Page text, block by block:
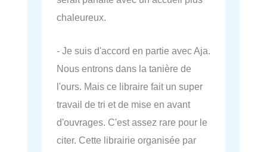
chaleureux.
- Je suis d'accord en partie avec Aja.
Nous entrons dans la tanière de
l'ours. Mais ce libraire fait un super
travail de tri et de mise en avant
d'ouvrages. C'est assez rare pour le
citer. Cette librairie organisée par